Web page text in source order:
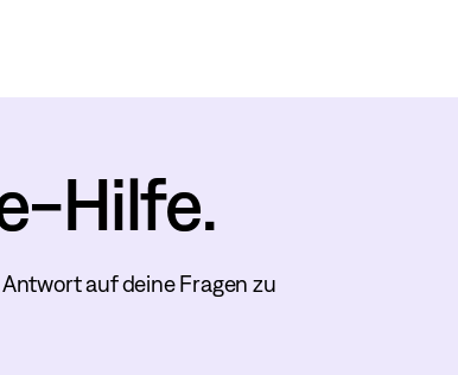
Hilfe.
auf deine Fragen zu